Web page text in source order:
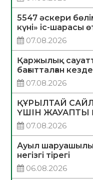
5547 әскери
күні» іс-шарасы
07.08.2026
Қаржылық
бағытталған
07.08.2026
ҚҰРЫЛТАЙ
ҮШІН ЖАУАПТЫ
07.08.2026
Ауыл
негізгі тірегі
06.08.2026